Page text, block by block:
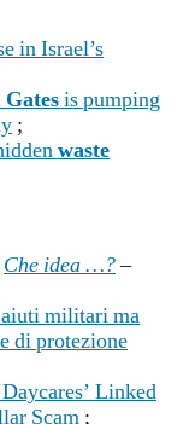
in Israel’s
Gatesis pumping
;
waste
Che idea …?–
aiuti militari ma
di protezione
Linked
Scam ;